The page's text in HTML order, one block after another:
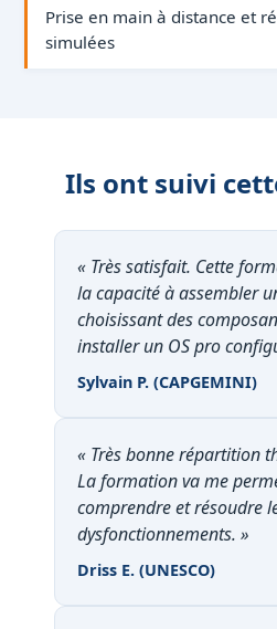
Prise en main à distance et
simulées
Ils ont suivi
« Très satisfait. Cette
la capacité à assembler
choisissant des
installer un OS pro
Sylvain P. (CAPGEMINI)
« Très bonne répartition
La formation va me
comprendre et résoudre
dysfonctionnements. »
Driss E. (UNESCO)